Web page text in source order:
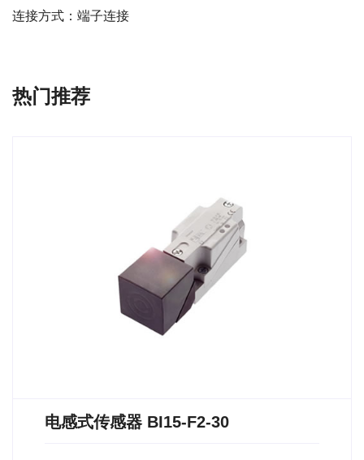
连接方式：端子连接
热门推荐
电感式传感器 BI15-F2-30